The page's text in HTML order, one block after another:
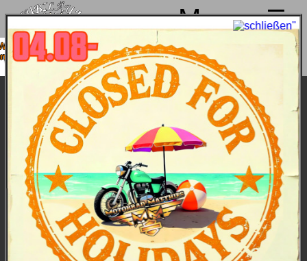
Menu
machen von 4. bis 15.08. Sommerpause
sind ab 18.08. wieder mit voller Power für
Euch da!
04.07.2021: Mit Armin in die Alpen
Entsprechend Armins Motto ging es kurvig und
hoch hinaus zum Säntis - endlich wieder! Und wer
mit Tourguide Armin mitfährt, tut's wegen der
anspruchsvollenTour, Sonne hin, Sonne her.